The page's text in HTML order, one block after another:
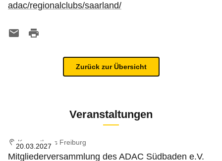
adac/regionalclubs/saarland/
Zurück zur Übersicht
Veranstaltungen
20.03.2027
Konzerthaus Freiburg
Mitgliederversammlung des ADAC Südbaden e.V.